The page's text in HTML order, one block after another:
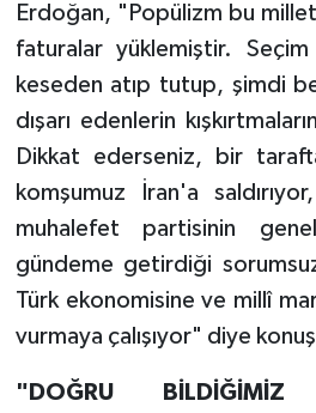
Erdoğan, "Popülizm bu
faturalar yüklemiştir. Seçim
keseden atıp tutup, şimdi
dışarı edenlerin
Dikkat ederseniz, bir
komşumuz İran'a
muhalefet partisinin
gündeme getirdiği
Türk ekonomisine ve millî
vurmaya çalışıyor" diye
"DOĞRU